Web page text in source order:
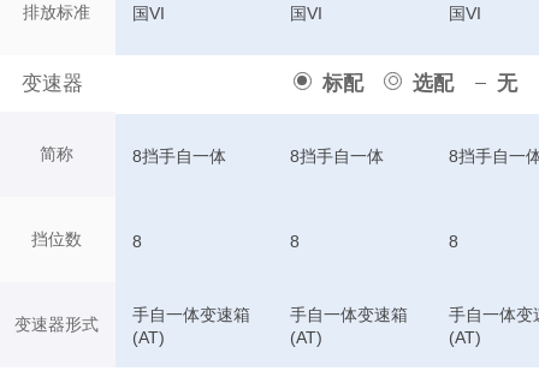
排放标准
变速器 标配 选配 无
简称
挡位数
变速器形式
国VI 国VI 国VI
8挡手自一体 8挡手自一体 8挡手自一
8 8 8
手自一体变速箱
(AT)
手自一体变速箱
(AT)
手自一体变
(AT)